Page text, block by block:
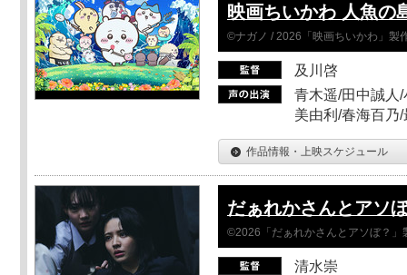
映画ちいかわ 人魚の
©ナガノ / 2026「映画ちいかわ」製
及川啓
青木遥/田中誠人
美由利/春海百乃
作品情報・上映スケジュール
だぁれかさんとアソ
©2026「だぁれかさんとアソぼ？」
清水崇